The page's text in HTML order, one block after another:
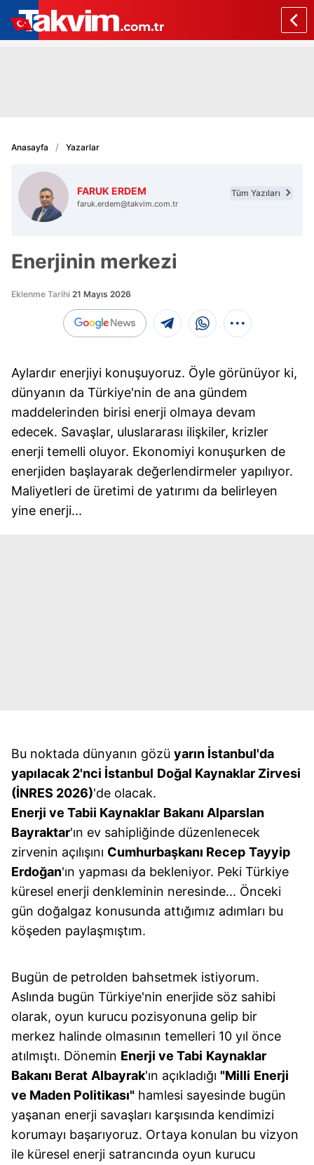
Anasayfa Yazarlar
FARUK ERDEM Tüm Yazıları
faruk.erdem@takvim.com.tr
Enerjinin merkezi
Eklenme Tarihi 21 Mayıs 2026
Aylardır enerjiyi konuşuyoruz. Öyle görünüyor ki,
dünyanın da Türkiye'nin de ana gündem
maddelerinden birisi enerji olmaya devam
edecek. Savaşlar, uluslararası ilişkiler, krizler
enerji temelli oluyor. Ekonomiyi konuşurken de
enerjiden başlayarak değerlendirmeler yapılıyor.
Maliyetleri de üretimi de yatırımı da belirleyen
yine enerji...
Bu noktada dünyanın gözü yarın İstanbul'da
yapılacak 2'nci İstanbul Doğal Kaynaklar Zirvesi
(İNRES 2026)'de olacak.
Enerji ve Tabii Kaynaklar Bakanı Alparslan
Bayraktar'ın ev sahipliğinde düzenlenecek
zirvenin açılışını Cumhurbaşkanı Recep Tayyip
Erdoğan'ın yapması da bekleniyor. Peki Türkiye
küresel enerji denkleminin neresinde... Önceki
gün doğalgaz konusunda attığımız adımları bu
köşeden paylaşmıştım.
Bugün de petrolden bahsetmek istiyorum.
Aslında bugün Türkiye'nin enerjide söz sahibi
olarak, oyun kurucu pozisyonuna gelip bir
merkez halinde olmasının temelleri 10 yıl önce
atılmıştı. Dönemin Enerji ve Tabi Kaynaklar
Bakanı Berat Albayrak'ın açıkladığı "Milli Enerji
ve Maden Politikası" hamlesi sayesinde bugün
yaşanan enerji savaşları karşısında kendimizi
korumayı başarıyoruz. Ortaya konulan bu vizyon
ile küresel enerji satrancında oyun kurucu